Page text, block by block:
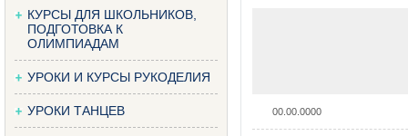
КУРСЫ ДЛЯ ШКОЛЬНИКОВ,
ПОДГОТОВКА К
ОЛИМПИАДАМ
УРОКИ И КУРСЫ РУКОДЕЛИЯ
УРОКИ ТАНЦЕВ 00.00.0000